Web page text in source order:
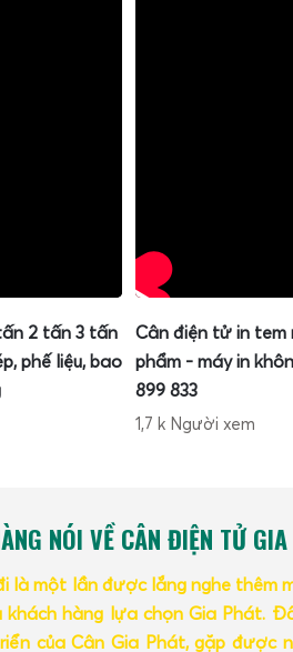
2 tấn 3 tấn
phế liệu, bao
Cân điện tử in tem
phẩm - máy in
899 833
1,7 k Người xem
NÓI VỀ CÂN ĐIỆN TỬ
là một lần được lắng nghe thêm
khách hàng lựa chọn Gia Phát.
của Cân Gia Phát, gặp được